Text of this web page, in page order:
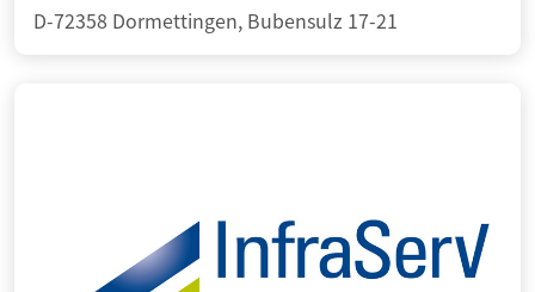
D-72358 Dormettingen, Bubensulz 17-21